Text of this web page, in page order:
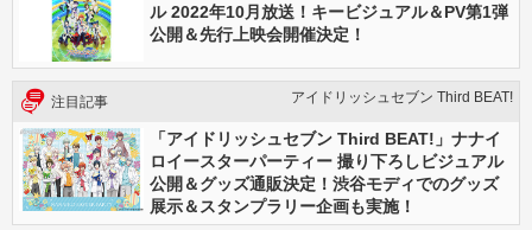
ル 2022年10月放送！キービジュアル＆PV第1弾
公開＆先行上映会開催決定！
注目記事 アイドリッシュセブン Third BEAT!
「アイドリッシュセブン Third BEAT!」ナナイ
ロイースターパーティー 撮り下ろしビジュアル
公開＆グッズ通販決定！渋谷モディでのグッズ
展示＆スタンプラリー企画も実施！